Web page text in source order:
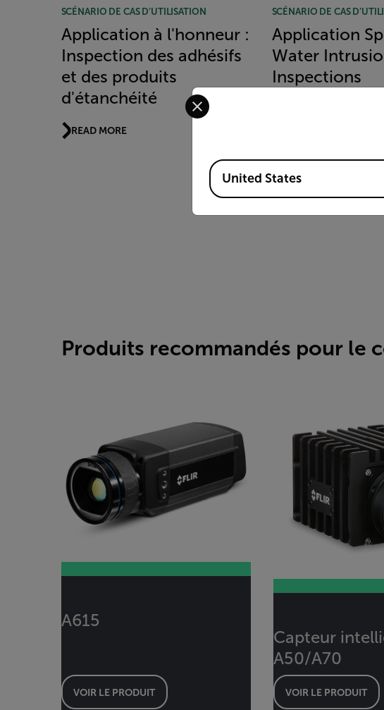
SCÉNARIO DE CAS D’UTILISATION
Application à l'honneur :
Inspection des adhésifs
et des produits
d'étanchéité
READ MORE
SCÉNARIO DE CAS
Application
Water
Inspections
Produits recommandés pour le
A615
VOIR LE PRODUIT
Capteur
A50/A70
VOIR LE PRODUIT
Select your preferred country and
Available Locations
United States